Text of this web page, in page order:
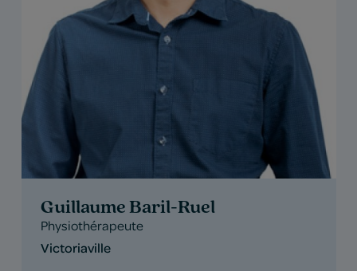
Guillaume Baril-Ruel
Physiothérapeute
Victoriaville